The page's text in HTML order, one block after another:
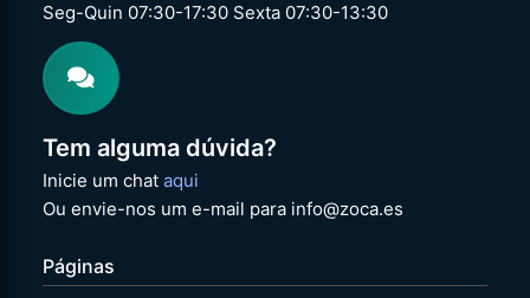
Seg-Quin 07:30-17:30 Sexta 07:30-13:30
Tem alguma dúvida?
Inicie um chataqui
Ou envie-nos um e-mail para info@zoca.es
Páginas